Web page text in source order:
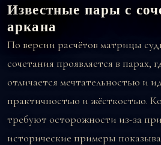
Известные пары с
аркана
По версии расчётов матрицы
сочетания проявляется в парах,
отличается мечтательностью и
практичностью и жёсткостью.
требуют осторожности из-за
исторические примеры